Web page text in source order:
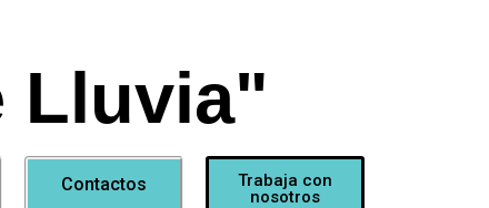
Lluvia"
Contactos
Trabaja con
nosotros